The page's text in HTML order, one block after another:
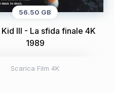
56.50 GB
III - La sfida finale 4K
1989
Scarica Film 4K